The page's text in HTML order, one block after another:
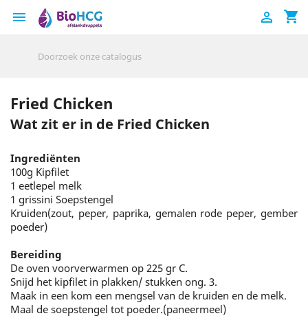
 shopping_cart

Fried Chicken
Wat zit er in de Fried Chicken
Ingrediënten
100g Kipfilet
1 eetlepel melk
1 grissini Soepstengel
Kruiden(zout, peper, paprika, gemalen rode peper, gember
poeder)
Bereiding
De oven voorverwarmen op 225 gr C.
Snijd het kipfilet in plakken/ stukken ong. 3.
Maak in een kom een mengsel van de kruiden en de melk.
Maal de soepstengel tot poeder.(paneermeel)